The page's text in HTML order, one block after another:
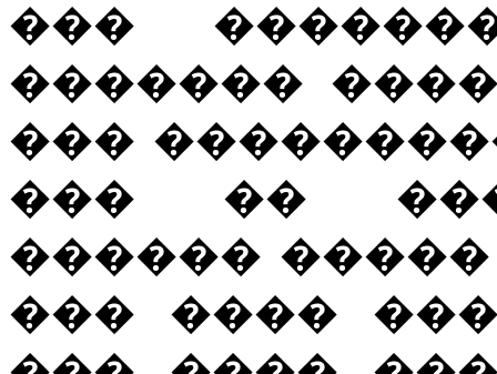
���
�������
���
��� ��
������
��� ����